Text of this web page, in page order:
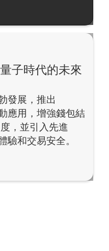
子時代的未來
發展，推出
應用，增強錢包結
，並引入先進
驗和交易安全。